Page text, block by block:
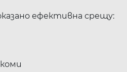
ефективна срещу: